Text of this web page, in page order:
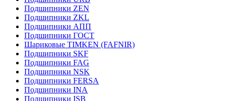
Подшипники ZEN
Подшипники ZKL
Подшипники АПП
Подшипники ГОСТ
Шариковые ТІMKEN (FAFNIR)
Подшипники SKF
Подшипники FAG
Подшипники NSK
Подшипники FERSA
Подшипники INA
Подшипники ISB